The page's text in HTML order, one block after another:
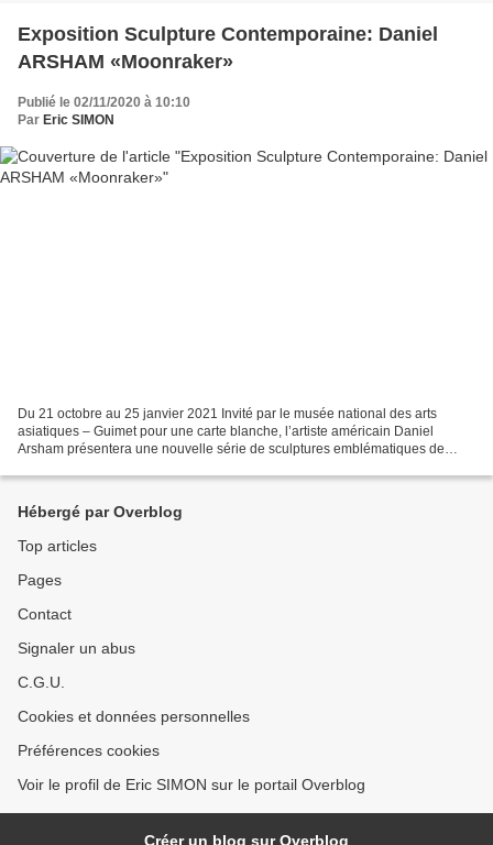
Exposition Sculpture Contemporaine: Daniel
ARSHAM «Moonraker»
Publié le 02/11/2020 à 10:10
Par Eric SIMON
Du 21 octobre au 25 janvier 2021 Invité par le musée national des arts
asiatiques – Guimet pour une carte blanche, l’artiste américain Daniel
Arsham présentera une nouvelle série de sculptures emblématiques de
Hébergé par Overblog
Top articles
Pages
Contact
Signaler un abus
C.G.U.
Cookies et données personnelles
Préférences cookies
Voir le profil de Eric SIMON sur le portail Overblog
Créer un blog sur Overblog